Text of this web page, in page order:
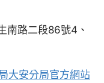
南路二段86號4、
大安分局官方網站